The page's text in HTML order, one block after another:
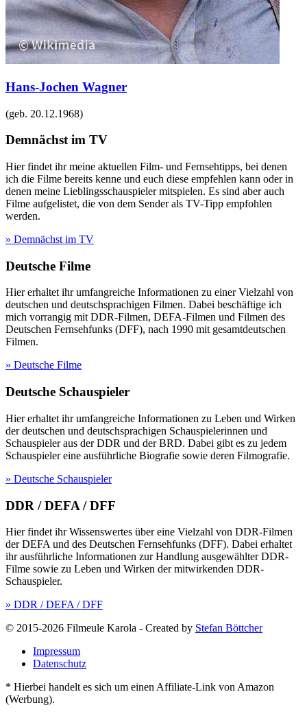
Hans-Jochen Wagner
(geb. 20.12.1968)
Demnächst im TV
Hier findet ihr meine aktuellen Film- und Fernsehtipps, bei denen
ich die Filme bereits kenne und euch diese empfehlen kann oder in
denen meine Lieblingsschauspieler mitspielen. Es sind aber auch
Filme aufgelistet, die von dem Sender als TV-Tipp empfohlen
werden.
» Demnächst im TV
Deutsche Filme
Hier erhaltet ihr umfangreiche Informationen zu einer Vielzahl von
deutschen und deutschsprachigen Filmen. Dabei beschäftige ich
mich vorrangig mit DDR-Filmen, DEFA-Filmen und Filmen des
Deutschen Fernsehfunks (DFF), nach 1990 mit gesamtdeutschen
Filmen.
» Deutsche Filme
Deutsche Schauspieler
Hier erhaltet ihr umfangreiche Informationen zu Leben und Wirken
der deutschen und deutschsprachigen Schauspielerinnen und
Schauspieler aus der DDR und der BRD. Dabei gibt es zu jedem
Schauspieler eine ausführliche Biografie sowie deren Filmografie.
» Deutsche Schauspieler
DDR / DEFA / DFF
Hier findet ihr Wissenswertes über eine Vielzahl von DDR-Filmen
der DEFA und des Deutschen Fernsehfunks (DFF). Dabei erhaltet
ihr ausführliche Informationen zur Handlung ausgewählter DDR-
Filme sowie zu Leben und Wirken der mitwirkenden DDR-
Schauspieler.
» DDR / DEFA / DFF
© 2015-2026 Filmeule Karola - Created by Stefan Böttcher
Impressum
Datenschutz
* Hierbei handelt es sich um einen Affiliate-Link von Amazon
(Werbung).